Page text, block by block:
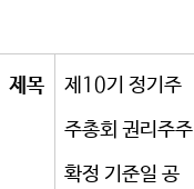
제목
제10기 정기주
주총회 권리주주
확정 기준일 공